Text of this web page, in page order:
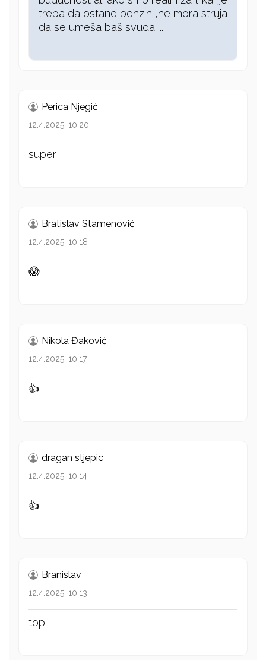
treba da ostane benzin ,ne mora struja
da se umeša baš svuda ...
Perica Njegić
12.4.2025. 10:20
super
Bratislav Stamenović
12.4.2025. 10:18
😱
Nikola Đaković
12.4.2025. 10:17
👍
dragan stjepic
12.4.2025. 10:14
👍
Branislav
12.4.2025. 10:13
top